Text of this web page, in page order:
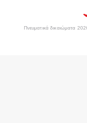
Πνευματικά δικαιώματα